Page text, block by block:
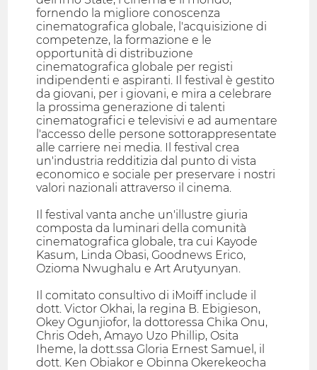
fornendo la migliore conoscenza
cinematografica globale, l'acquisizione di
competenze, la formazione e le
opportunità di distribuzione
cinematografica globale per registi
indipendenti e aspiranti. Il festival è gestito
da giovani, per i giovani, e mira a celebrare
la prossima generazione di talenti
cinematografici e televisivi e ad aumentare
l'accesso delle persone sottorappresentate
alle carriere nei media. Il festival crea
un'industria redditizia dal punto di vista
economico e sociale per preservare i nostri
valori nazionali attraverso il cinema.
Il festival vanta anche un'illustre giuria
composta da luminari della comunità
cinematografica globale, tra cui Kayode
Kasum, Linda Obasi, Goodnews Erico,
Ozioma Nwughalu e Art Arutyunyan.
Il comitato consultivo di iMoiff include il
dott. Victor Okhai, la regina B. Ebigieson,
Okey Ogunjiofor, la dottoressa Chika Onu,
Chris Odeh, Amayo Uzo Phillip, Osita
Iheme, la dott.ssa Gloria Ernest Samuel, il
dott. Ken Obiakor e Obinna Okerekeocha